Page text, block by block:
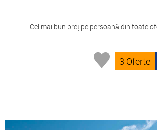
Cel mai bun preț pe persoană din toate
3 Oferte